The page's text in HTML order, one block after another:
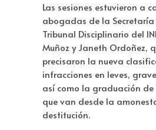
Las sesiones estuvieron a
abogadas de la Secretaría
Tribunal Disciplinario del
Muñoz y Janeth Ordoñez,
precisaron la nueva
infracciones en leves,
así como la graduación de
que van desde la
destitución.